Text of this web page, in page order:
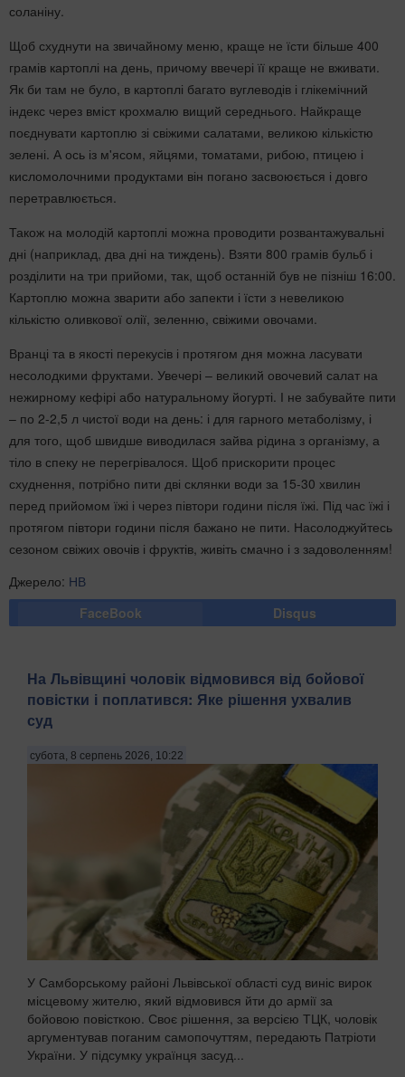
соланіну.
Щоб схуднути на звичайному меню, краще не їсти більше 400
грамів картоплі на день, причому ввечері її краще не вживати.
Як би там не було, в картоплі багато вуглеводів і глікемічний
індекс через вміст крохмалю вищий середнього. Найкраще
поєднувати картоплю зі свіжими салатами, великою кількістю
зелені. А ось із м'ясом, яйцями, томатами, рибою, птицею і
кисломолочними продуктами він погано засвоюється і довго
перетравлюється.
Також на молодій картоплі можна проводити розвантажувальні
дні (наприклад, два дні на тиждень). Взяти 800 грамів бульб і
розділити на три прийоми, так, щоб останній був не пізніш 16:00.
Картоплю можна зварити або запекти і їсти з невеликою
кількістю оливкової олії, зеленню, свіжими овочами.
Вранці та в якості перекусів і протягом дня можна ласувати
несолодкими фруктами. Увечері – великий овочевий салат на
нежирному кефірі або натуральному йогурті. І не забувайте пити
– по 2-2,5 л чистої води на день: і для гарного метаболізму, і
для того, щоб швидше виводилася зайва рідина з організму, а
тіло в спеку не перегрівалося. Щоб прискорити процес
схуднення, потрібно пити дві склянки води за 15-30 хвилин
перед прийомом їжі і через півтори години після їжі. Під час їжі і
протягом півтори години після бажано не пити. Насолоджуйтесь
сезоном свіжих овочів і фруктів, живіть смачно і з задоволенням!
Джерело: НВ
FaceBook
Disqus
На Львівщині чоловік відмовився від бойової
повістки і поплатився: Яке рішення ухвалив
суд
субота, 8 серпень 2026, 10:22
У Самборському районі Львівської області суд виніс вирок
місцевому жителю, який відмовився йти до армії за
бойовою повісткою. Своє рішення, за версією ТЦК, чоловік
аргументував поганим самопочуттям, передають Патріоти
України. У підсумку українця засуд...